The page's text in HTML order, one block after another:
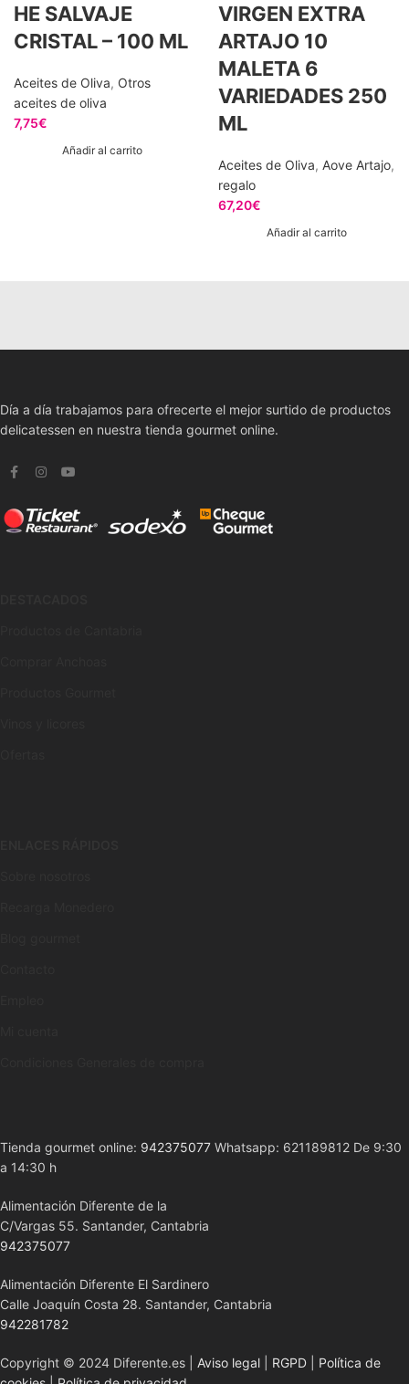
HE SALVAJE
CRISTAL – 100 ML
Aceites de Oliva, Otros
aceites de oliva
7,75€
Añadir al carrito
VIRGEN EXTRA
ARTAJO 10
MALETA 6
VARIEDADES 250
ML
Aceites de Oliva, Aove Artajo,
regalo
67,20€
Añadir al carrito
Día a día trabajamos para ofrecerte el mejor surtido de productos
delicatessen en nuestra tienda gourmet online.
Tienda gourmet online: 942375077 Whatsapp: 621189812 De 9:30
a 14:30 h
Alimentación Diferente de la
C/Vargas 55. Santander, Cantabria
942375077
Alimentación Diferente El Sardinero
Calle Joaquín Costa 28. Santander, Cantabria
942281782
Copyright © 2024 Diferente.es | Aviso legal RGPD
Política de